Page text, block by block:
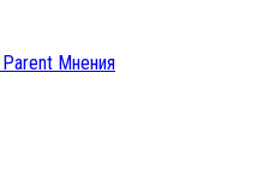
Мнения